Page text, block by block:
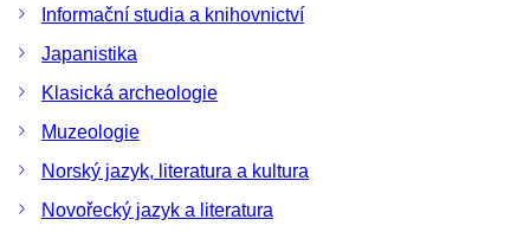
Informační studia a knihovnictví
Japanistika
Klasická archeologie
Muzeologie
Norský jazyk, literatura a kultura
Novořecký jazyk a literatura